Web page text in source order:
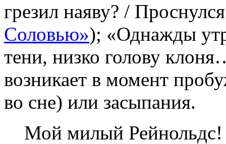
грезил наяву? /
Соловью»); «Однажды
тени, низко голову
возникает в момент
во сне) или засыпания.
Мой милый Рейнольдс!